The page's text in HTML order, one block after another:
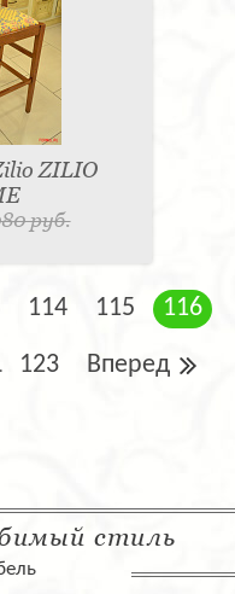
ZILIO
руб.
114 115 116
123 Вперед
стиль